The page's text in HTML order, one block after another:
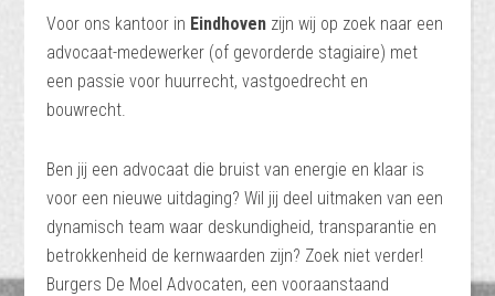
Voor ons kantoor in Eindhoven zijn wij op zoek naar een
advocaat-medewerker (of gevorderde stagiaire) met
een passie voor huurrecht, vastgoedrecht en
bouwrecht.
Ben jij een advocaat die bruist van energie en klaar is
voor een nieuwe uitdaging? Wil jij deel uitmaken van een
dynamisch team waar deskundigheid, transparantie en
betrokkenheid de kernwaarden zijn? Zoek niet verder!
Burgers De Moel Advocaten, een vooraanstaand